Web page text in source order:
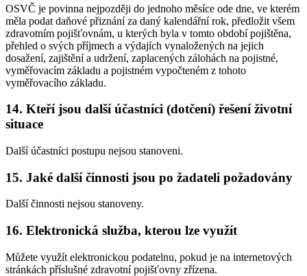
OSVČ je povinna nejpozději do jednoho měsíce ode dne, ve kterém
měla podat daňové přiznání za daný kalendářní rok, předložit všem
zdravotním pojišťovnám, u kterých byla v tomto období pojištěna,
přehled o svých příjmech a výdajích vynaložených na jejich
dosažení, zajištění a udržení, zaplacených zálohách na pojistné,
vyměřovacím základu a pojistném vypočteném z tohoto
vyměřovacího základu.
14. Kteří jsou další účastníci (dotčení) řešení životní
situace
Další účastníci postupu nejsou stanoveni.
15. Jaké další činnosti jsou po žadateli požadovány
Další činnosti nejsou stanoveny.
16. Elektronická služba, kterou lze využít
Můžete využít elektronickou podatelnu, pokud je na internetových
stránkách příslušné zdravotní pojišťovny zřízena.